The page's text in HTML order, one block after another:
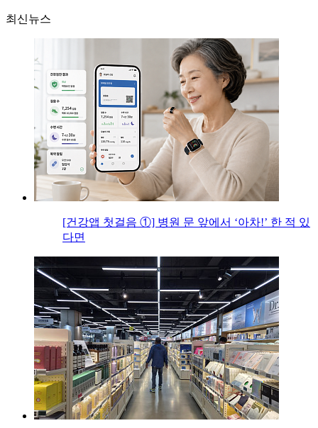
최신뉴스
[건강앱 첫걸음 ①] 병원 문 앞에서 ‘아차!’ 한 적 있
다면